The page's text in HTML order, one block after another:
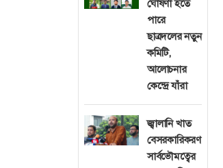
ঘোষণা হতে
পারে
ছাত্রদলের নতুন
কমিটি,
আলোচনার
কেন্দ্রে যাঁরা
জ্বালানি খাত
বেসরকারিকরণ
সার্বভৌমত্বের